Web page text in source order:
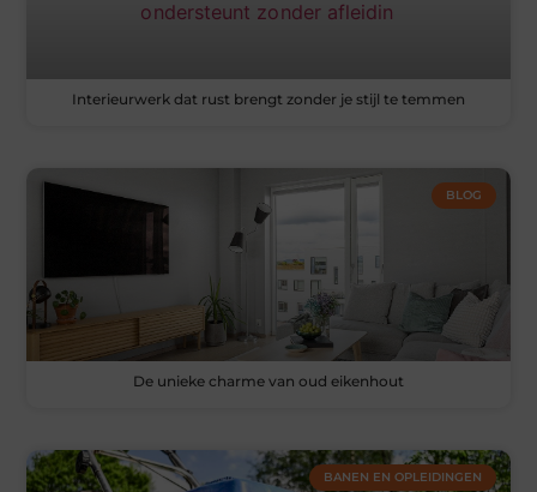
Interieurwerk dat rust brengt zonder je stijl te temmen
BLOG
De unieke charme van oud eikenhout
BANEN EN OPLEIDINGEN